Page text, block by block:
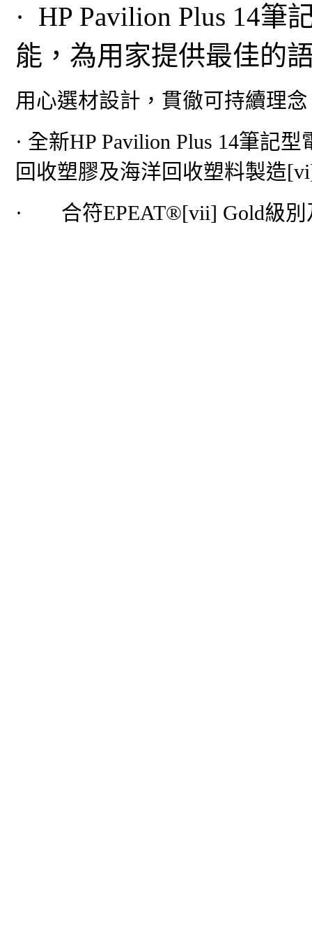
· HP Pavilion Plus 14筆
能，為用家提供最佳的
用心選材設計，貫徹可持續理念
· 全新HP Pavilion Plus 14筆記
回收塑膠及海洋回收塑料製造
· 合符EPEAT®[vii] Gold級別